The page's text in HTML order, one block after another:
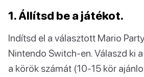
1. Állítsd be a játékot.
Indítsd el a választott Mario
Nintendo Switch-en. Válaszd ki
a körök számát (10-15 kör